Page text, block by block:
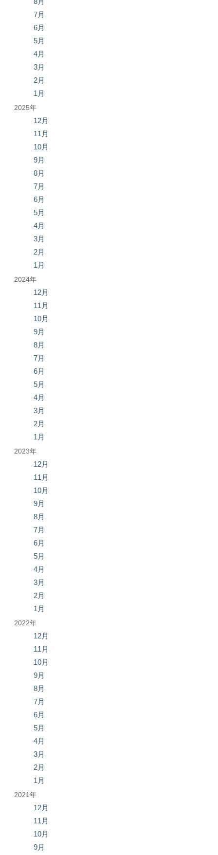
7月
6月
5月
4月
3月
2月
1月
2025年
12月
11月
10月
9月
8月
7月
6月
5月
4月
3月
2月
1月
2024年
12月
11月
10月
9月
8月
7月
6月
5月
4月
3月
2月
1月
2023年
12月
11月
10月
9月
8月
7月
6月
5月
4月
3月
2月
1月
2022年
12月
11月
10月
9月
8月
7月
6月
5月
4月
3月
2月
1月
2021年
12月
11月
10月
9月